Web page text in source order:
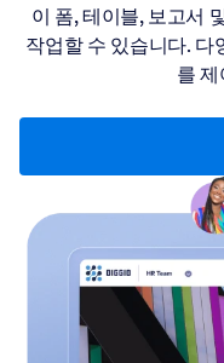
이 폼, 테이블, 보고서
작업할 수 있습니다. 다
를